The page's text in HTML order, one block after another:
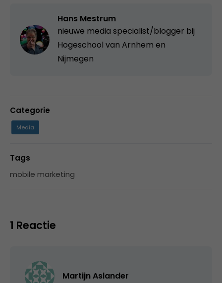
Hans Mestrum
nieuwe media specialist/blogger bij
Hogeschool van Arnhem en
Nijmegen
Categorie
Media
Tags
mobile marketing
1 Reactie
Martijn Aslander